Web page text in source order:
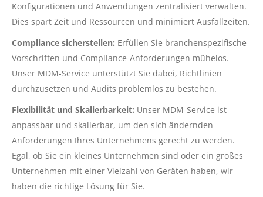
Konfigurationen und Anwendungen zentralisiert verwalten.
Dies spart Zeit und Ressourcen und minimiert Ausfallzeiten.
Compliance sicherstellen: Erfüllen Sie branchenspezifische
Vorschriften und Compliance-Anforderungen mühelos.
Unser MDM-Service unterstützt Sie dabei, Richtlinien
durchzusetzen und Audits problemlos zu bestehen.
Flexibilität und Skalierbarkeit: Unser MDM-Service ist
anpassbar und skalierbar, um den sich ändernden
Anforderungen Ihres Unternehmens gerecht zu werden.
Egal, ob Sie ein kleines Unternehmen sind oder ein großes
Unternehmen mit einer Vielzahl von Geräten haben, wir
haben die richtige Lösung für Sie.